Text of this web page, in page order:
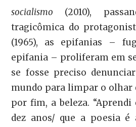
socialismo (2010),
tragicômica do
(1965), as epifanias –
epifania – proliferam em
se fosse preciso
mundo para limpar o olhar
por fim, a beleza.
dez anos/ que a poesia é